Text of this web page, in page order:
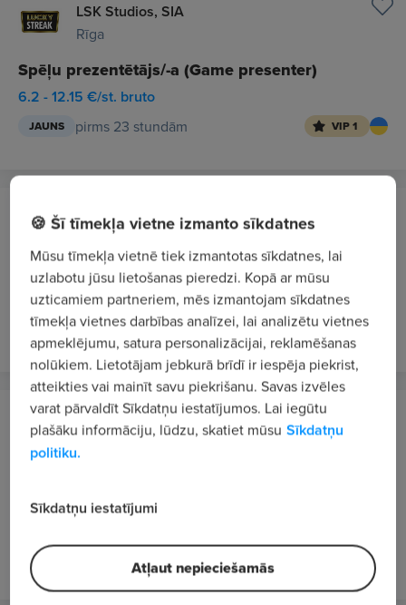
LSK Studios, SIA
Rīga
Spēļu prezentētājs/-a (Game presenter)
6.2 - 12.15 €/st. bruto
JAUNS pirms 23 stundām VIP 1
Hallgruppen Baltics, SIA
Ķekavas novads
Ražošanas uzskaitvedis/-e
No 2000 €/mēn. bruto
JAUNS vakardien VIP 1
INTER CARS LATVIJA, SIA
Mārupes novads
jaunākais/-ā speciālists/-e
JAUNS VIP 1
🍪 Šī tīmekļa vietne izmanto sīkdatnes
Mūsu tīmekļa vietnē tiek izmantotas sīkdatnes, lai
uzlabotu jūsu lietošanas pieredzi. Kopā ar mūsu
uzticamiem partneriem, mēs izmantojam sīkdatnes
tīmekļa vietnes darbības analīzei, lai analizētu vietnes
apmeklējumu, satura personalizācijai, reklamēšanas
nolūkiem. Lietotājam jebkurā brīdī ir iespēja piekrist,
atteikties vai mainīt savu piekrišanu. Savas izvēles
varat pārvaldīt Sīkdatņu iestatījumos. Lai iegūtu
plašāku informāciju, lūdzu, skatiet mūsu Sīkdatņu
politiku.
Sīkdatņu iestatījumi
Atļaut nepieciešamās